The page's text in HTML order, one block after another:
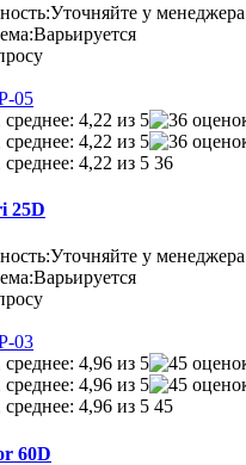
Уточняйте у менеджера
Варьируется
36
25D
Уточняйте у менеджера
Варьируется
45
60D